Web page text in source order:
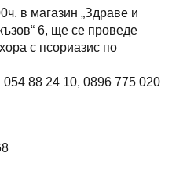
в магазин „Здраве и
6, ще се проведе
с псориазис по
88 24 10, 0896 775 020